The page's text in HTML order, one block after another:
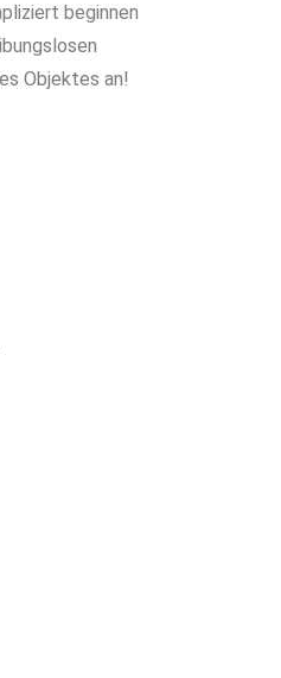
beginnen
Objektes an!